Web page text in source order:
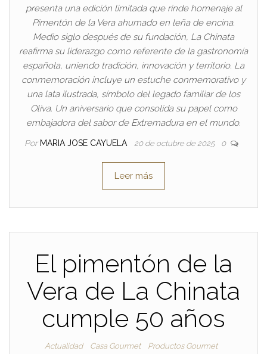
presenta una edición limitada que rinde homenaje al
Pimentón de la Vera ahumado en leña de encina.
Medio siglo después de su fundación, La Chinata
reafirma su liderazgo como referente de la gastronomía
española, uniendo tradición, innovación y territorio. La
conmemoración incluye un estuche conmemorativo y
una lata ilustrada, símbolo del legado familiar de los
Oliva. Un aniversario que consolida su papel como
embajadora del sabor de Extremadura en el mundo.
Por MARIA JOSE CAYUELA 20 de octubre de 2025 0
Leer más
El pimentón de la
Vera de La Chinata
cumple 50 años
Actualidad Casa Gourmet Productos Gourmet